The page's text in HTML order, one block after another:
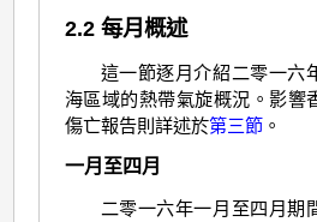
2.2 每月概述
這一節逐月介紹二零一六
海區域的熱帶氣旋概況。影響
傷亡報告則詳述於第三節。
一月至四月
二零一六年一月至四月期